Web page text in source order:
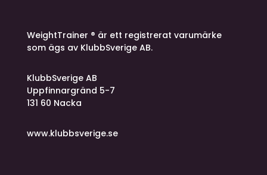
WeightTrainer ® är ett registrerat varumärke
som ägs av KlubbSverige AB.
KlubbSverige AB
Uppfinnargränd 5-7
131 60 Nacka
www.klubbsverige.se